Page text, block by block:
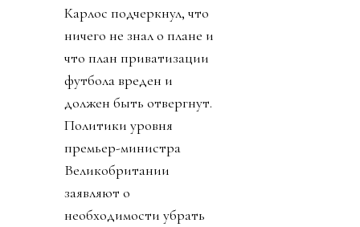
Карлос подчеркнул, что
ничего не знал о плане и
что план приватизации
футбола вреден и
должен быть отвергнут.
Политики уровня
премьер-министра
Великобритании
заявляют о
необходимости убрать